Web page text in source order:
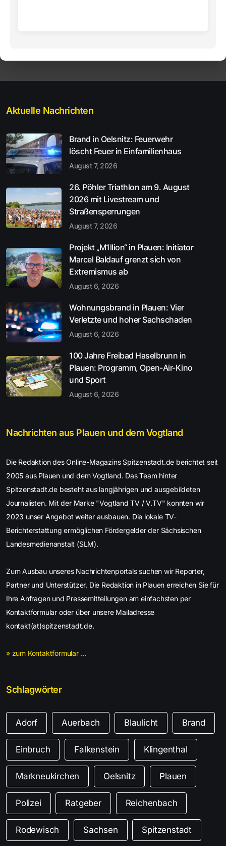
Aktuelle Nachrichten
Brand in Oelsnitz: Feuerwehr
löscht Feuer in Einfamilienhaus
August 7, 2026
26. Pöhler Triathlon am 9. August
2026 mit Livestream und
Straßensperrungen
August 7, 2026
Projekt „M1llion“ in Plauen: Initiator
Marcel Baldauf grenzt sich von
Extremismus ab
August 6, 2026
Wohnungsbrand in Plauen: Vier
Verletzte und hoher Sachschaden
August 6, 2026
100 Jahre Freibad Haselbrunn in
Plauen: Programm, Open-Air-Kino
und Sport
August 6, 2026
Nachrichten aus Plauen und dem Vogtland
Die Redaktion des Online-Magazins Spitzenstadt.de berichtet seit
2005 aus Plauen und dem Vogtland. Das Team hinter
Spitzenstadt.de besteht aus langjährigen und ausgebildeten
Journalisten. Mit der Marke "Vogtland TV / V.TV" konnten wir
2023 unser Angebot weiter ausbauen. Die lokale TV-
Berichterstattung ermöglichen Fördergelder der Sächsischen
Landesmedienanstalt (SLM).
Zum Ausbau unseres Nachrichtenportals suchen wir Reporter,
Partner und Unterstützer. Die Redaktion in Plauen erreichen Sie für
Ihre Anfragen und Pressemitteilungen am einfachsten per
Kontaktformular oder über unsere Mailadresse
kontakt(at)spitzenstadt.de.
» zum Kontaktformular ...
Schlagwörter
Adorf Auerbach Blaulicht Brand
Einbruch Falkenstein Klingenthal
Markneukirchen Oelsnitz Plauen
Polizei Ratgeber Reichenbach
Rodewisch Sachsen Spitzenstadt